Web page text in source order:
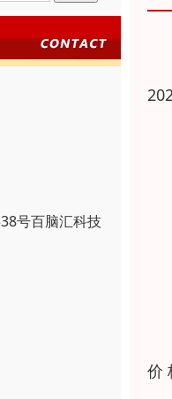
号百脑汇科技
价